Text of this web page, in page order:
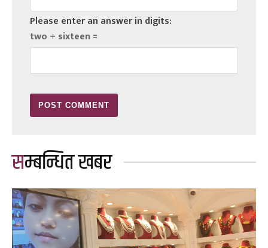
Please enter an answer in digits:
two + sixteen =
सम्बन्धित खबर